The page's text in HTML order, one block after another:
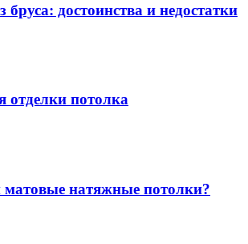
достоинства и недостатки
потолка
матовые натяжные потолки?